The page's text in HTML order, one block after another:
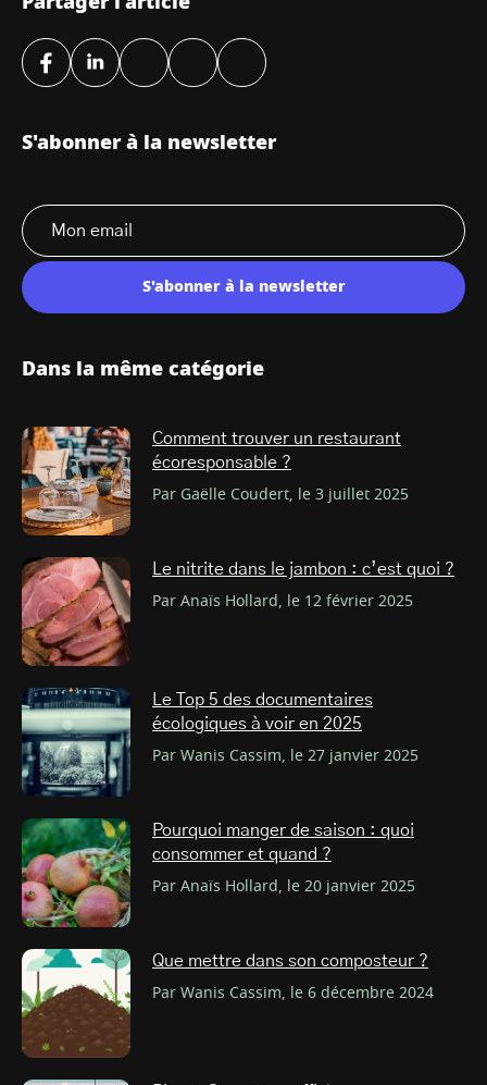
S'abonner à la newsletter
S'abonner à la newsletter
Dans la même catégorie
Comment trouver un restaurant
écoresponsable ?
Par Gaëlle Coudert, le 3 juillet 2025
Le nitrite dans le jambon : c’est quoi ?
Par Anaïs Hollard, le 12 février 2025
Le Top 5 des documentaires
écologiques à voir en 2025
Par Wanis Cassim, le 27 janvier 2025
Pourquoi manger de saison : quoi
consommer et quand ?
Par Anaïs Hollard, le 20 janvier 2025
Que mettre dans son composteur ?
Par Wanis Cassim, le 6 décembre 2024